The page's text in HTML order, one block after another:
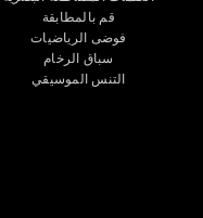
قم بالمطابقة
فوضى الرياضيات
سباق الرخام
التنس الموسيقي